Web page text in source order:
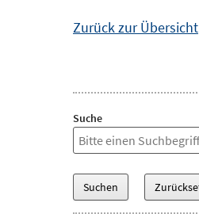
Zurück zur Übersicht
Suche